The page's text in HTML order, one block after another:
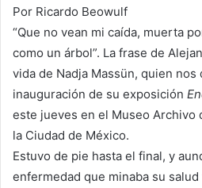
Por Ricardo Beowulf
“Que no vean mi caída, muerta
como un árbol”. La frase de
vida de Nadja Massün, quien nos
inauguración de su exposición
este jueves en el Museo Archivo
la Ciudad de México.
Estuvo de pie hasta el final, y
enfermedad que minaba su